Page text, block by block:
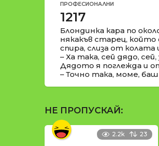
ПРОФЕСИОНАЛНИ
1217
Блондинка кара по
някакъв старец,
спира, слиза от колата
– Ха така, сей дядо,
Дядото я поглежда и
– Точно така, моме,
НЕ ПРОПУСКАЙ:
2.2k 23